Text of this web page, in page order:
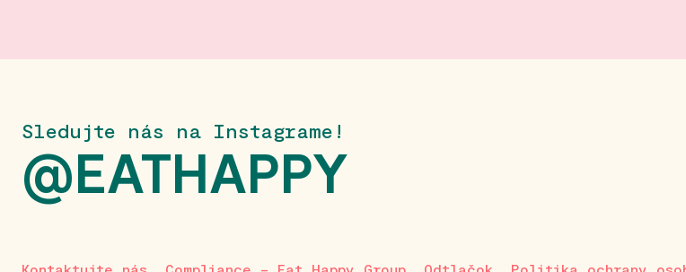
Sledujte nás na Instagrame!
@EATHAPPY